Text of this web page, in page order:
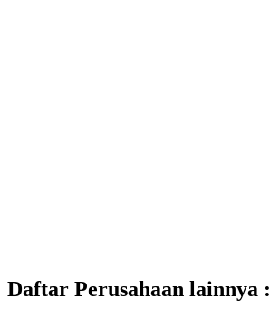
Daftar Perusahaan lainnya :